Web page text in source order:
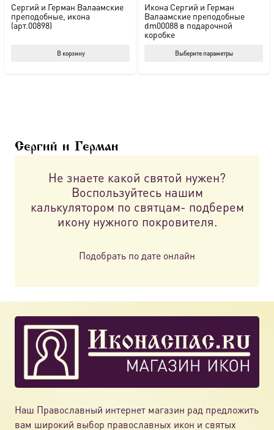
Сергий и Герман Валаамские
преподобные, икона
(арт.00898)
В корзину
Икона Сергий и Герман
Валаамские преподобные
dm00088 в подарочной
коробке
Выберите параметры
Сергий и Герман
Не знаете какой святой нужен?
Воспользуйтесь нашим
калькулятором по святцам- подберем
икону нужного покровителя.
Подобрать по дате онлайн
Наш Православный интернет магазин рад предложить
вам широкий выбор православных икон и святых